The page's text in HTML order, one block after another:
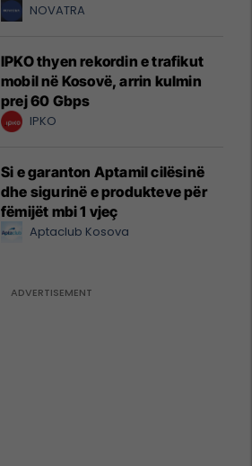
NOVATRA
IPKO thyen rekordin e trafikut
mobil në Kosovë, arrin kulmin
prej 60 Gbps
IPKO
Si e garanton Aptamil cilësinë
dhe sigurinë e produkteve për
fëmijët mbi 1 vjeç
Aptaclub Kosova